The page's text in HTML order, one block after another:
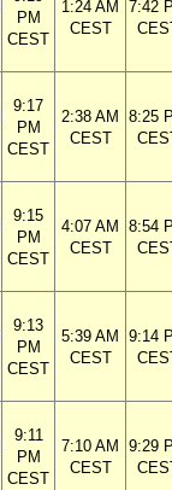
PM
CEST
1:24 AM
CEST
7:42
9:17
PM
CEST
2:38 AM
CEST
8:25
9:15
PM
CEST
4:07 AM
CEST
8:54
9:13
PM
CEST
5:39 AM
CEST
9:14
9:11
PM
CEST
7:10 AM
CEST
9:29